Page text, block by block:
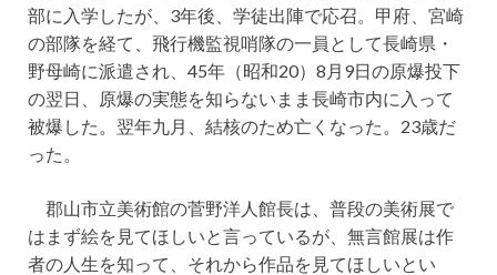
部に入学したが、3年後、学徒出陣で応召。甲府、宮崎
の部隊を経て、飛行機監視哨隊の一員として長崎県・
野母崎に派遣され、45年（昭和20）8月9日の原爆投下
の翌日、原爆の実態を知らないまま長崎市内に入って
被爆した。翌年九月、結核のため亡くなった。23歳だ
った。
郡山市立美術館の菅野洋人館長は、普段の美術展で
はまず絵を見てほしいと言っているが、無言館展は作
者の人生を知って、それから作品を見てほしいとい